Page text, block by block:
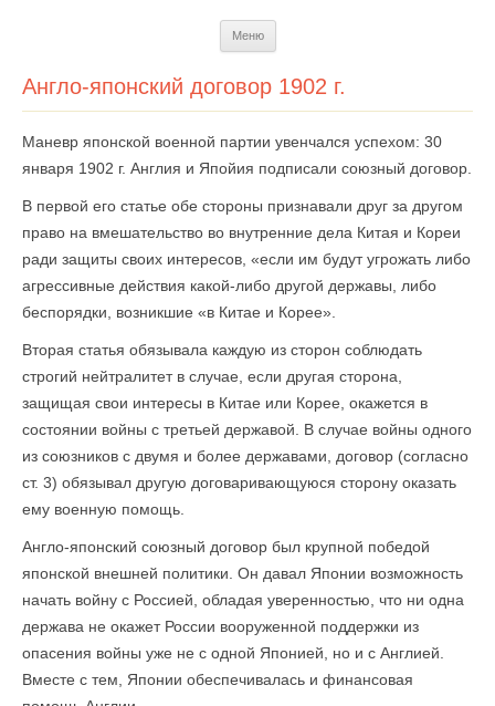
Меню
Англо-японский договор 1902 г.
Маневр японской военной партии увенчался успехом: 30
января 1902 г. Англия и Япойия подписали союзный договор.
В первой его статье обе стороны признавали друг за другом
право на вмешательство во внутренние дела Китая и Кореи
ради защиты своих интересов, «если им будут угрожать либо
агрессивные действия какой-либо другой державы, либо
беспорядки, возникшие «в Китае и Корее».
Вторая статья обязывала каждую из сторон соблюдать
строгий нейтралитет в случае, если другая сторона,
защищая свои интересы в Китае или Корее, окажется в
состоянии войны с третьей державой. В случае войны одного
из союзников с двумя и более державами, договор (согласно
ст. 3) обязывал другую договаривающуюся сторону оказать
ему военную помощь.
Англо-японский союзный договор был крупной победой
японской внешней политики. Он давал Японии возможность
начать войну с Россией, обладая уверенностью, что ни одна
держава не окажет России вооруженной поддержки из
опасения войны уже не с одной Японией, но и с Англией.
Вместе с тем, Японии обеспечивалась и финансовая